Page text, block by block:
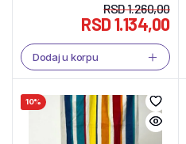
RSD1.260,00
RSD1.134,00
Dodaj u korpu
10%